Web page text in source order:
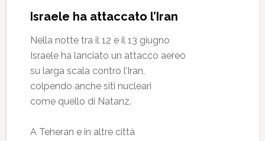
Israele ha attaccato l’Iran
Nella notte tra il 12 e il 13 giugno
Israele ha lanciato un attacco aereo
su larga scala contro l’Iran,
colpendo anche siti nucleari
come quello di Natanz.
A Teheran e in altre città